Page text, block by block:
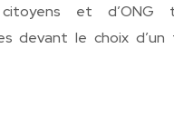
et d’ONG
devant le choix d’un